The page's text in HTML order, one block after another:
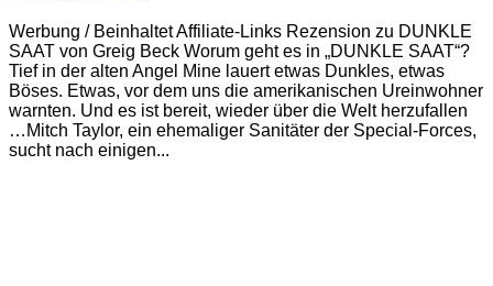
Werbung / Beinhaltet Affiliate-Links Rezension zu DUNKLE
SAAT von Greig Beck Worum geht es in „DUNKLE SAAT“?
Tief in der alten Angel Mine lauert etwas Dunkles, etwas
Böses. Etwas, vor dem uns die amerikanischen Ureinwohner
warnten. Und es ist bereit, wieder über die Welt herzufallen
…Mitch Taylor, ein ehemaliger Sanitäter der Special-Forces,
sucht nach einigen...